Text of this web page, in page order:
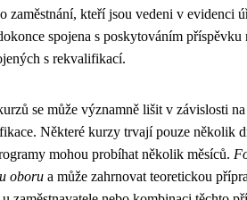
zaměstnání, kteří jsou vedeni v evidenci
spojena s poskytováním příspěvku
s rekvalifikací.
se může významně lišit v závislosti
Některé kurzy trvají pouze několik
mohou probíhat několik měsíců.
oboru a může zahrnovat teoretickou